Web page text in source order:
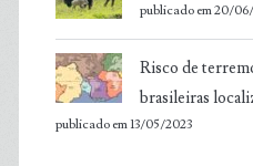
publicado em 20/
Risco de
brasileiras
publicado em 13/05/2023